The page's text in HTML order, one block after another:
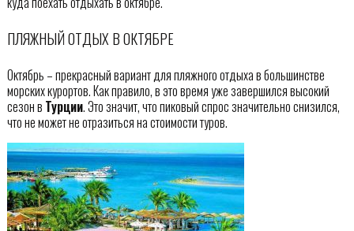
ПЛЯЖНЫЙ ОТДЫХ В ОКТЯБРЕ
Октябрь – прекрасный вариант для пляжного отдыха в большинстве
морских курортов. Как правило, в это время уже завершился высокий
сезон в Турции. Это значит, что пиковый спрос значительно снизился,
что не может не отразиться на стоимости туров.